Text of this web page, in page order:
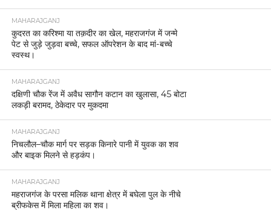
MAHARAJGANJ
कुदरत का करिश्मा या तक़दीर का खेल, महराजगंज में जन्मे
पेट से जुड़े जुड़वा बच्चे, सफल ऑपरेशन के बाद मां-बच्चे
स्वस्थ।
MAHARAJGANJ
दक्षिणी चौक रेंज में अवैध सागौन कटान का खुलासा, 45 बोटा
लकड़ी बरामद, ठेकेदार पर मुकदमा
MAHARAJGANJ
निचलौल–चौक मार्ग पर सड़क किनारे पानी में युवक का शव
और बाइक मिलने से हड़कंप।
MAHARAJGANJ
महराजगंज के परसा मलिक थाना क्षेत्र में बघेला पुल के नीचे
ब्रीफकेस में मिला महिला का शव।